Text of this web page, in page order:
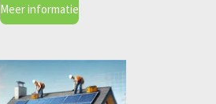
Meer informatie